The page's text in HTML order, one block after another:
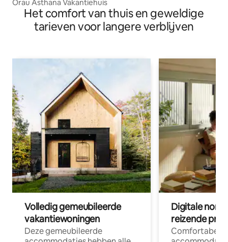
Orau Asthana Vakantiehuis
Het comfort van thuis en geweldige
tarieven voor langere verblijven
Volledig gemeubileerde
vakantiewoningen
Deze gemeubileerde
Digitale
reizende
Comfortabele